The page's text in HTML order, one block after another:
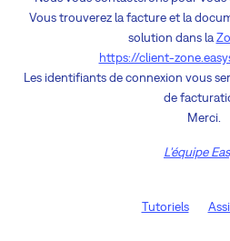
Vous trouverez la facture et la
solution dans la
https://client-
Les identifiants de connexion vous
de
Merci.
L'équipe
Tutoriels